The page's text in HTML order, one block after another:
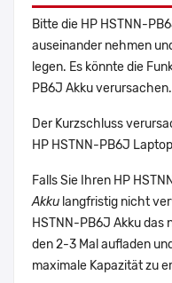
Bitte die HP HSTNN-
auseinander nehmen
legen. Es könnte die
PB6J Akku verursachen.
Der Kurzschluss
HP HSTNN-PB6J
Falls Sie Ihren HP
Akku langfristig nicht
HSTNN-PB6J Akku das
den 2-3 Mal aufladen
maximale Kapazität zu